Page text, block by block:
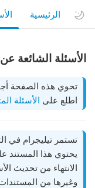
الرئيسية
الأسئلة الشائعة
تحوي هذه الصفحة
اطلع على الأسئلة
تستمر تيليجرام في
يحتوي هذا المستند
الانتهاء من تحديث
وغيرها من المستندات